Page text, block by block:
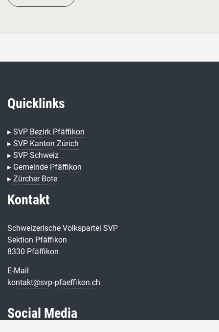
Quicklinks
▸ SVP Bezirk Pfäffikon
▸ SVP Kanton Zürich
▸ SVP Schweiz
▸ Gemeinde Pfäffikon
▸ Zürcher Bote
Kontakt
Schweizerische Volkspartei SVP
Sektion Pfäffikon
8330 Pfäffikon
E-Mail
kontakt@svp‑pfaeffikon.ch
Social Media